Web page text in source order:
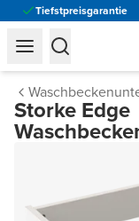
Tiefstpreisgarantie
Storke Edge